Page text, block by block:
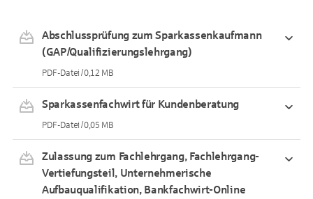
Abschlussprüfung zum Sparkassenkaufmann
(GAP/Qualifizierungslehrgang)
PDF-Datei / 0,12 MB
Sparkassenfachwirt für Kundenberatung
PDF-Datei / 0,05 MB
Zulassung zum Fachlehrgang, Fachlehrgang-
Vertiefungsteil, Unternehmerische
Aufbauqualifikation, Bankfachwirt-Online